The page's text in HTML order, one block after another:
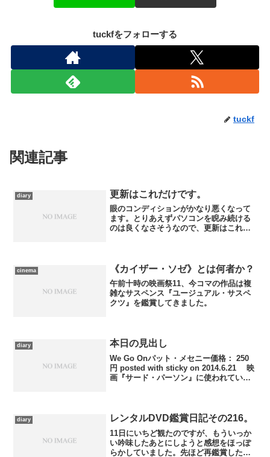
tuckfをフォローする
tuckf
関連記事
diary 更新はこれだけです。
眼のコンディションがかなり悪くなって
ます。とりあえずパソコンを睨み続ける
のは良くなさそうなので、更新はこれだ
cinema 《カイザー・ソゼ》とは何者か？
午前十時の映画祭11、今コマの作品は複
雑なサスペンス『ユージュアル・サスペ
クツ』を鑑賞してきました。
diary 本日の見出し
We Go Onパット・メセニー価格： 250
円 posted with sticky on 2014.6.21 映
画『サード・パーソン』に使われていた
diary レンタルDVD鑑賞日記その216。
11日にいちど観たのですが、もういっか
い吟味したあとにしようと感想をほっぽ
らかしていました。先ほど再鑑賞したの